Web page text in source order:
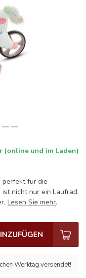
(online und im Laden)
perfekt für die
ist nicht nur ein Laufrad.
Lesen Sie mehr.
Werktag versendet!